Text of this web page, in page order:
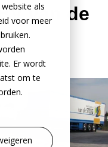
als
voor meer
Er wordt
om te
van de